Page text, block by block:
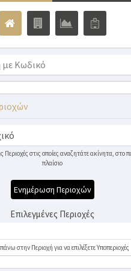
Περιοχές στις οποίες αναζητάτε ακίνητα,
πλαίσιο
Ενημέρωση Περιοχών
Επιλεγμένες Περιοχές
στην Περιοχή για να επιλέξετε Υποπεριοχές